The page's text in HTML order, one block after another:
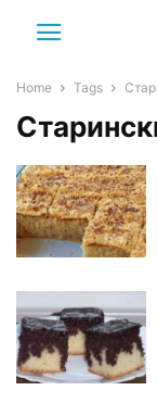
Home Tags